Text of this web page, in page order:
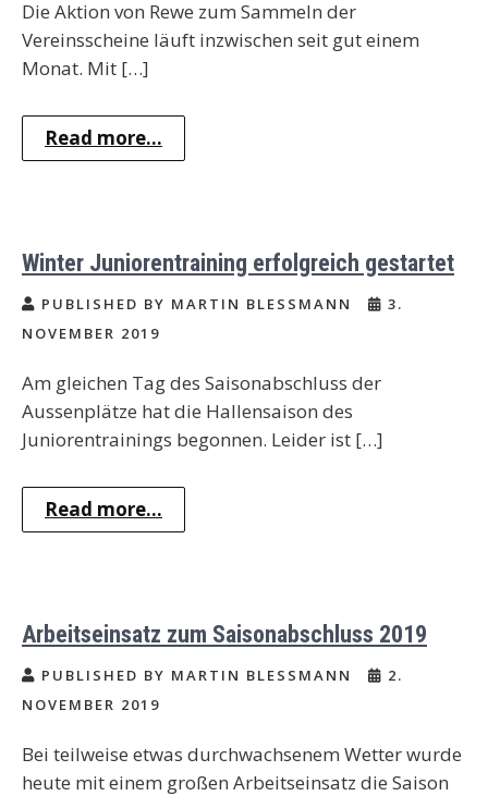
Die Aktion von Rewe zum Sammeln der
Vereinsscheine läuft inzwischen seit gut einem
Monat. Mit […]
Read more...
Winter Juniorentraining erfolgreich gestartet
PUBLISHED BY MARTIN BLESSMANN
3.
NOVEMBER 2019
Am gleichen Tag des Saisonabschluss der
Aussenplätze hat die Hallensaison des
Juniorentrainings begonnen. Leider ist […]
Read more...
Arbeitseinsatz zum Saisonabschluss 2019
PUBLISHED BY MARTIN BLESSMANN
2.
NOVEMBER 2019
Bei teilweise etwas durchwachsenem Wetter wurde
heute mit einem großen Arbeitseinsatz die Saison